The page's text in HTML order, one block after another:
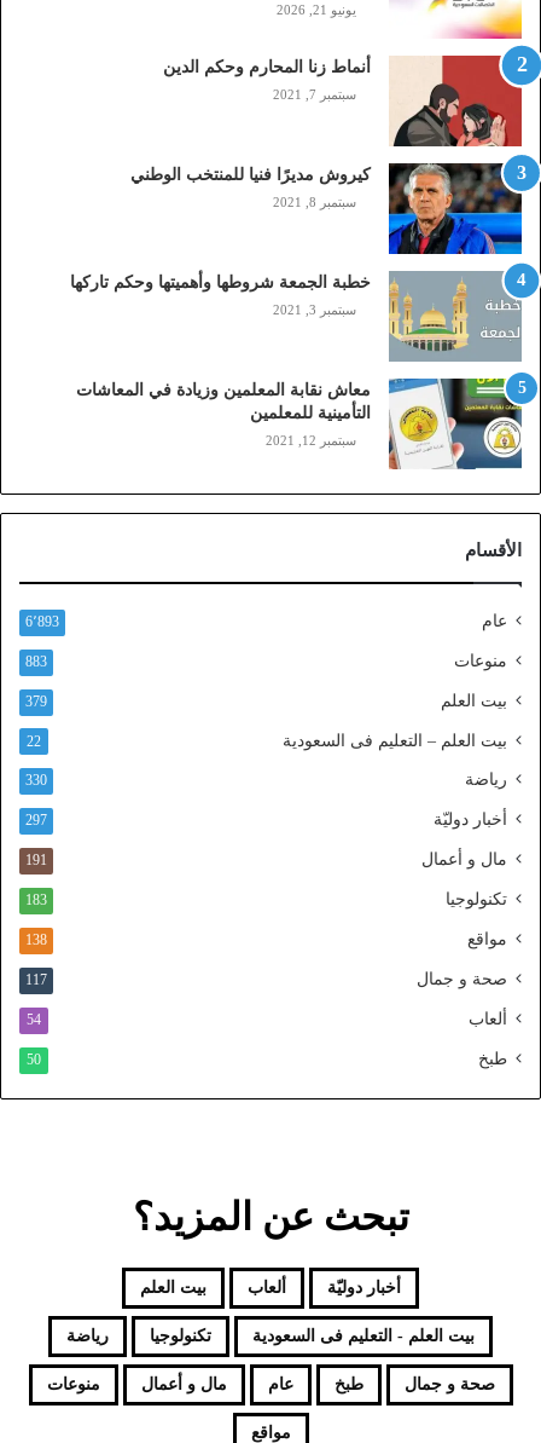
ل
(
s
,
م
و
ب
ا
ي
ل
ي
ز
ي
ن
)
ا
ل
ف
ا
ا
ط
ا
م
و
د
يونيو 21, 2026
أنماط زنا المحارم وحكم الدين
سبتمبر 7, 2021
كيروش مديرًا فنيا للمنتخب الوطني
سبتمبر 8, 2021
خطبة الجمعة شروطها وأهميتها وحكم تاركها
سبتمبر 3, 2021
معاش نقابة المعلمين وزيادة في المعاشات
التأمينية للمعلمين
سبتمبر 12, 2021
الأقسام
عام 6٬893
منوعات 883
بيت العلم 379
بيت العلم – التعليم فى السعودية 22
رياضة 330
أخبار دوليّة 297
مال و أعمال 191
تكنولوجيا 183
مواقع 138
صحة و جمال 117
ألعاب 54
طبخ 50
تبحث عن المزيد؟
أخبار دوليّة ألعاب بيت العلم
بيت العلم - التعليم فى السعودية تكنولوجيا رياضة
صحة و جمال طبخ عام مال و أعمال منوعات
مواقع